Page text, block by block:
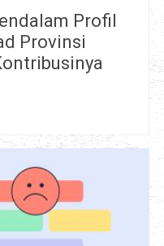
Profil
Provinsi